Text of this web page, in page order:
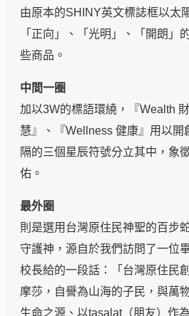
由原本的SHINY英文標誌框以太
「正向」、「光明」、「開朗」
些商品。
中間一圈
加以3W的標語環繞，『Wealth
慧』、『Wellness 健康』用以開
隔的三個星辰符號分立其中，象
佑。
最外圈
則是選用台灣原住民神聖的百步
守護神，源自於我們訪問了一位
校長給的一段話：「台灣原住民
摩莎，自譽為山海的子民，與萬
生命之源、以tasalat（朋友）作